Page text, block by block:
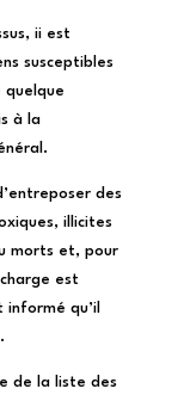
ii est
susceptibles
quelque
à la
des
illicites
morts et, pour
est
qu’il
de la liste des